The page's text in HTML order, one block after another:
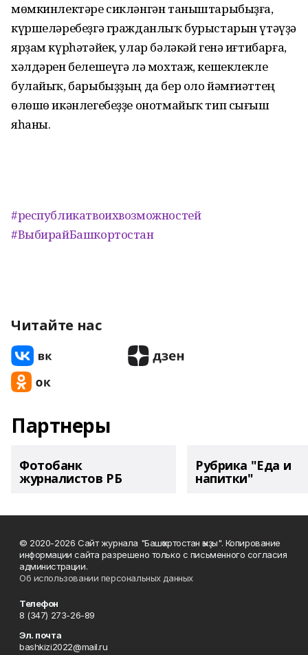
мөмкинлектәре сикләнгән таныштарыбыҙға,
күршеләребеҙгә гражданлыҡ бурыстарын үтәүҙә
ярҙам күрһәтәйек, улар бәләкәй генә иғтибарға,
хәлдәрен белешеүгә лә мохтаж, кешеклекле
булайыҡ, барыбыҙҙың да бер оло йәмғиәттең
өлөшө икәнлегебеҙҙе онотмайыҡ тип сығыш
яһаны.
#республикатвоихвозможностей
#ВыбирайБашкортостан
Читайте нас
Партнеры
Фотобанк
журналистов РБ
Рубрика "Еда и
напитки"
© 2020-2026 Сайт журнала "Башҡортостан ҡыҙы". Копирование
информации сайта разрешено только с письменного согласия
администрации.
Об использовании персональных данных
Телефон
8 (347) 273-26-89
Эл. почта
bashkizi2022@mail.ru